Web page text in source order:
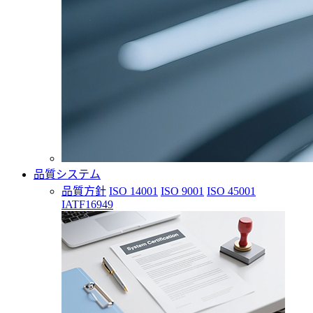
品質システム
品質方針 ISO 14001 ISO 9001 ISO 45001
IATF16949